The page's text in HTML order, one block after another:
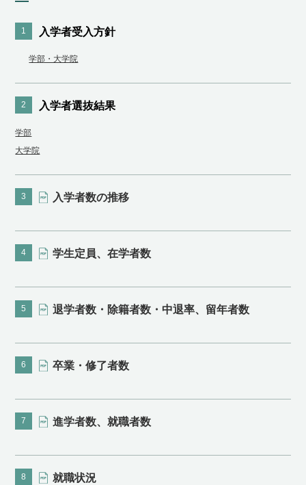
1 ⼊学者受⼊⽅針
学部・大学院
2 入学者選抜結果
学部
大学院
3 ⼊学者数の推移
4 学生定員、在学者数
5 退学者数・除籍者数・中退率、留年者数
6 卒業・修了者数
7 進学者数、就職者数
8 就職状況